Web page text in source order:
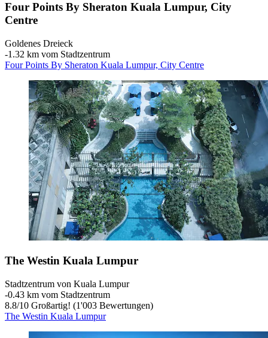
Four Points By Sheraton Kuala Lumpur, City
Centre
Goldenes Dreieck
‐1.32 km vom Stadtzentrum
Four Points By Sheraton Kuala Lumpur, City Centre
The Westin Kuala Lumpur
Stadtzentrum von Kuala Lumpur
‐0.43 km vom Stadtzentrum
8.8/10 Großartig! (1'003 Bewertungen)
The Westin Kuala Lumpur